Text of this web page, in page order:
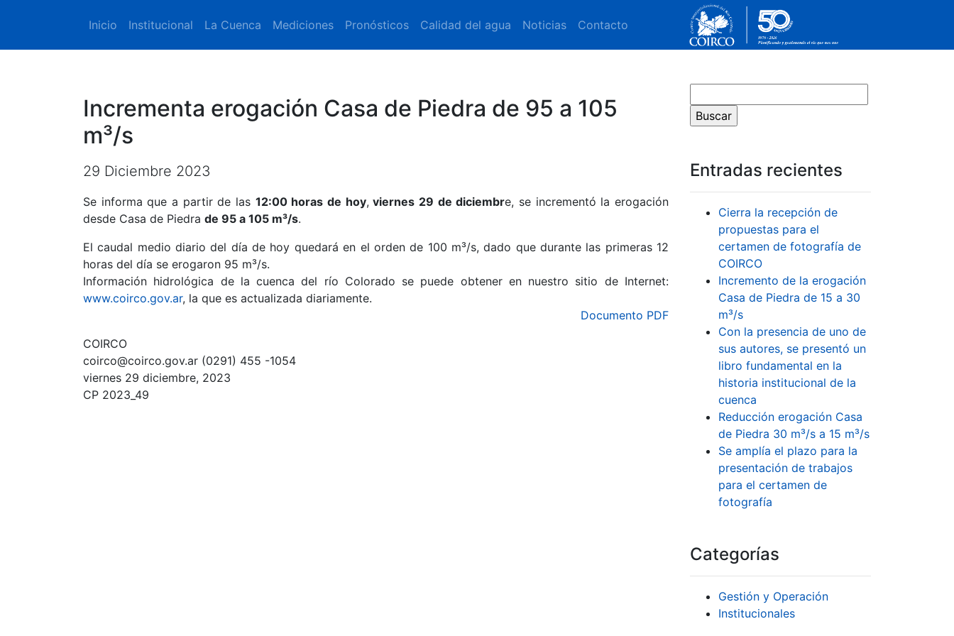
Inicio Institucional La Cuenca Mediciones Pronósticos Calidad del agua Noticias Contacto
Incrementa erogación Casa de Piedra de 95 a 105
m³/s
29 Diciembre 2023
Se informa que a partir de las 12:00 horas de hoy, viernes 29 de diciembre, se incrementó la erogación
desde Casa de Piedra de 95 a 105 m³/s.
El caudal medio diario del día de hoy quedará en el orden de 100 m³/s, dado que durante las primeras 12
horas del día se erogaron 95 m³/s.
Información hidrológica de la cuenca del río Colorado se puede obtener en nuestro sitio de Internet:
www.coirco.gov.ar, la que es actualizada diariamente.
Documento PDF
COIRCO
coirco@coirco.gov.ar (0291) 455 -1054
viernes 29 diciembre, 2023
CP 2023_49
Entradas recientes
Cierra la recepción de
propuestas para el
certamen de fotografía de
COIRCO
Incremento de la erogación
Casa de Piedra de 15 a 30
m³/s
Con la presencia de uno de
sus autores, se presentó un
libro fundamental en la
historia institucional de la
cuenca
Reducción erogación Casa
de Piedra 30 m³/s a 15 m³/s
Se amplía el plazo para la
presentación de trabajos
para el certamen de
fotografía
Categorías
Gestión y Operación
Institucionales